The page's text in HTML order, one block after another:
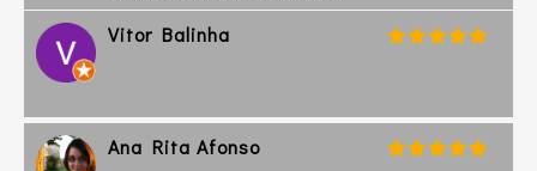
Vitor Balinha
Ana Rita Afonso